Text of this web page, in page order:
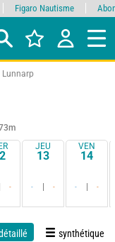
Lunnarp
-
JEU
13
- -
VEN
14
- -
synthétique
Figaro Nautisme